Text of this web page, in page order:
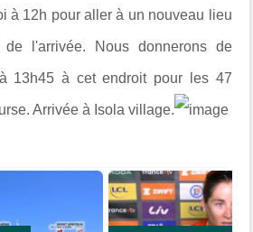
à 12h pour aller à un nouveau lieu
l'arrivée. Nous donnerons de
13h45 à cet endroit pour les 47
Arrivée à Isola village.